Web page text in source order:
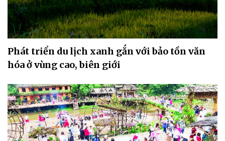
Phát triển du lịch xanh gắn với bảo tồn văn
hóa ở vùng cao, biên giới